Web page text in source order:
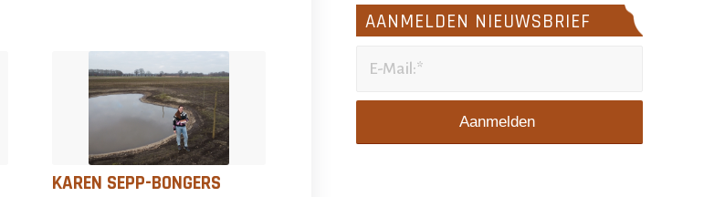
KAREN SEPP-BONGERS
AANMELDEN NIEUWSBRIEF